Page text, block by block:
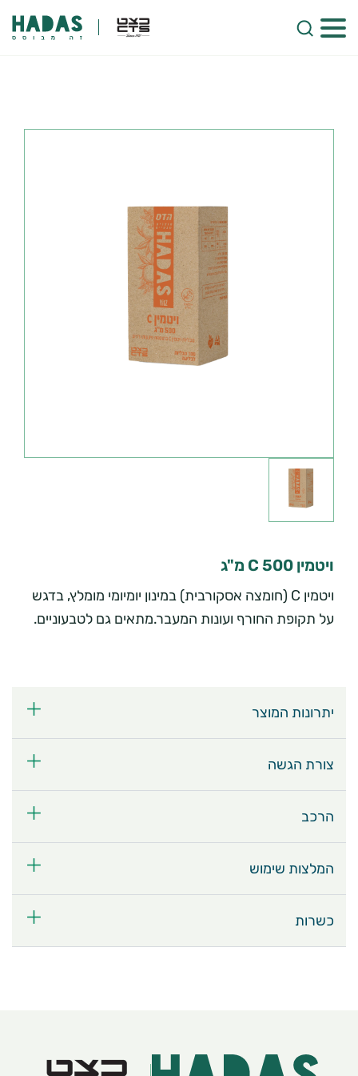
ויטמין C 500 מ"ג
ויטמין C (חומצה אסקורבית) במינון יומיומי מומלץ, בדגש
על תקופת החורף ועונות המעבר.מתאים גם לטבעוניים.
יתרונות המוצר
צורת הגשה
הרכב
המלצות שימוש
כשרות